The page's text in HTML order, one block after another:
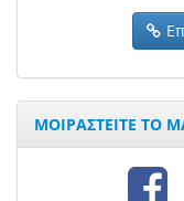
ΜΟΙΡΑΣΤΕΙΤΕ ΤΟ